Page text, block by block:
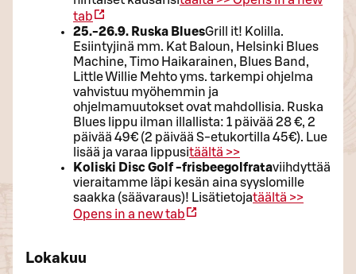
tab
25.-26.9. Ruska BluesGrill it! Kolilla.
Esiintyjinä mm. Kat Baloun, Helsinki Blues
Machine, Timo Haikarainen, Blues Band,
Little Willie Mehto yms. tarkempi ohjelma
vahvistuu myöhemmin ja
ohjelmamuutokset ovat mahdollisia. Ruska
Blues lippu ilman illallista: 1 päivää 28 €, 2
päivää 49€ (2 päivää S-etukortilla 45€). Lue
lisää ja varaa lippusitäältä >>
Koliski Disc Golf -frisbeegolfrataviihdyttää
vieraitamme läpi kesän aina syyslomille
saakka (säävaraus)! Lisätietojatäältä >>
Opens in a new tab
Lokakuu